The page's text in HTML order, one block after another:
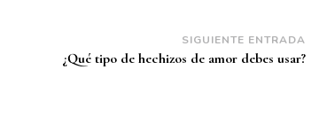
SIGUIENTE ENTRADA
¿Qué tipo de hechizos de amor debes usar?